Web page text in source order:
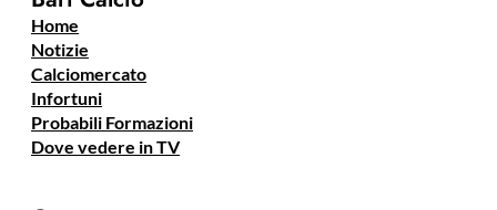
Home
Notizie
Calciomercato
Infortuni
Probabili Formazioni
Dove vedere in TV